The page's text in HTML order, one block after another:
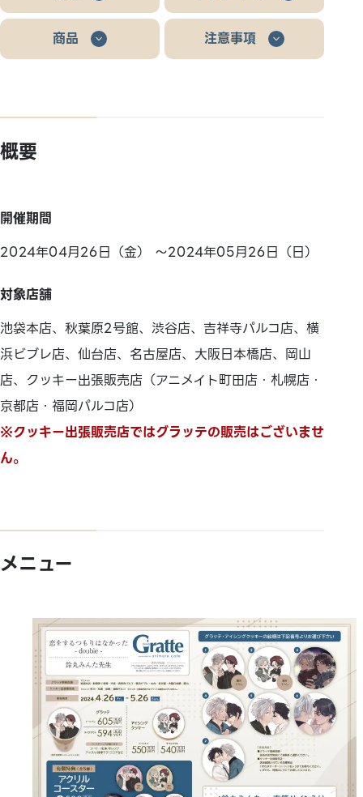
商品 注意事項
概要
開催期間
2024年04月26日（金） ～2024年05月26日（日）
対象店舗
池袋本店、秋葉原2号館、渋谷店、吉祥寺パルコ店、横
浜ビブレ店、仙台店、名古屋店、大阪日本橋店、岡山
店、クッキー出張販売店（アニメイト町田店・札幌店・
京都店・福岡パルコ店）
※クッキー出張販売店ではグラッテの販売はございませ
ん。
メニュー